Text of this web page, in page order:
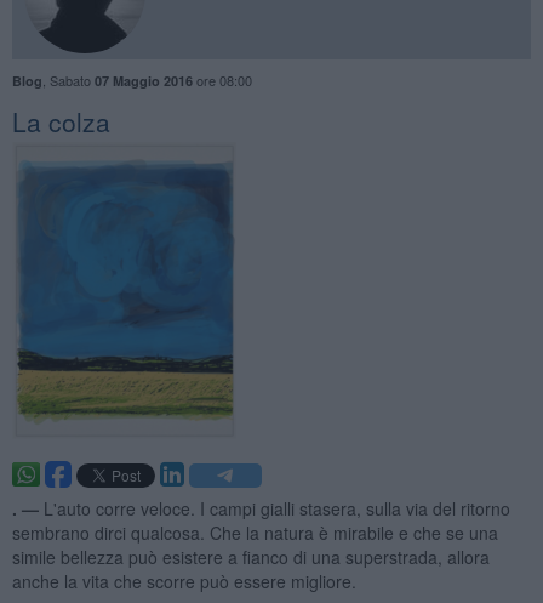
Blog Sabato 07 Maggio 2016ore 08:00
La colza
. — L'auto corre veloce. I campi gialli stasera, sulla via del ritorno
sembrano dirci qualcosa. Che la natura è mirabile e che se una
simile bellezza può esistere a fianco di una superstrada, allora
anche la vita che scorre può essere migliore.